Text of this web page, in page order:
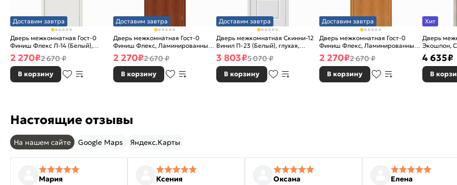
Доставим завтра
Дверь межкомнатная Гост-0
Финиш Флекс Л-14 (Белый),
глухая, каркасно-щитовая
2 270₽2 670 ₽
В корзину
Доставим завтра
Дверь межкомнатная Гост-0
Финиш Флекс, Ламинированные
Л-11 (ИталОрех), глухая,
каркасно-щитовая
2 270₽2 670 ₽
В корзину
Доставим завтра
Дверь межкомнатная Скинни-12
Винил П-23 (Белый), глухая,
скиновая
3 803₽5 070 ₽
В корзину
Доставим завтра
Дверь межкомнатная Гост-0
Финиш Флекс, Ламинированные
Л-12 (МиланОрех), глухая,
каркасно-щитовая
2 270₽2 670 ₽
В корзину
Хит
Дверь
Экошпон,
4 635₽
В
Настоящие отзывы
На нашем сайте Google Maps Яндекс.Карты
Мария Ксения Оксана Елена